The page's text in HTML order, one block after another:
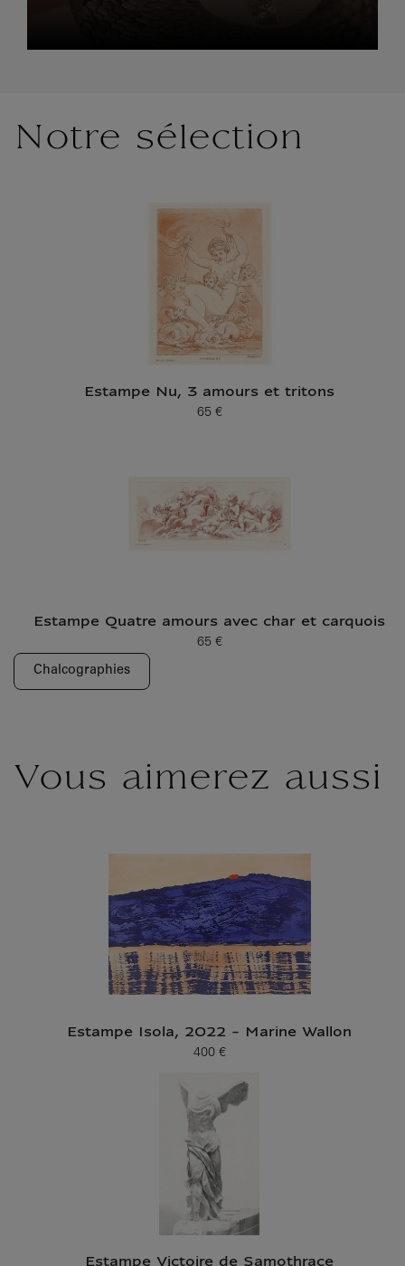
Notre sélection
Estampe Nu, 3 amours et tritons
Prix ​​actuel
65 €
Estampe Quatre amours avec char et carquois
Prix ​​actuel
65 €
Chalcographies
Vous aimerez aussi
Estampe Isola, 2022 - Marine Wallon
Prix ​​actuel
400 €
Estampe Victoire de Samothrace